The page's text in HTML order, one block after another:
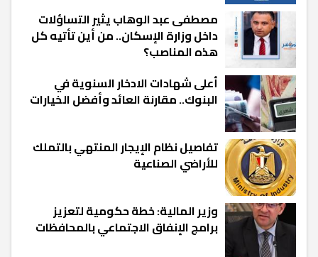
مصطفى عبد الوهاب يثير التساؤلات
داخل وزارة الإسكان.. من أين تأتيه كل
هذه المناصب؟
أعلى شهادات الادخار السنوية في
البنوك.. مقارنة العائد وأفضل الخيارات
تفاصيل نظام الإيجار المنتهي بالتملك
للأراضي الصناعية
وزير المالية: خطة حكومية لتعزيز
برامج الإنفاق الاجتماعي بالمحافظات